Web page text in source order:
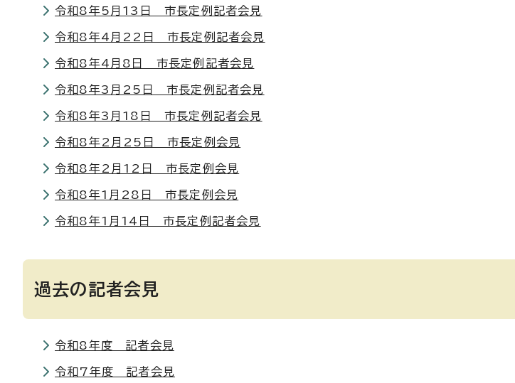
令和8年5月13日 市長定例記者会見
令和8年4月22日 市長定例記者会見
令和8年4月8日 市長定例記者会見
令和8年3月25日 市長定例記者会見
令和8年3月18日 市長定例記者会見
令和8年2月25日 市長定例会見
令和8年2月12日 市長定例会見
令和8年1月28日 市長定例会見
令和8年1月14日 市長定例記者会見
過去の記者会見
令和8年度 記者会見
令和7年度 記者会見